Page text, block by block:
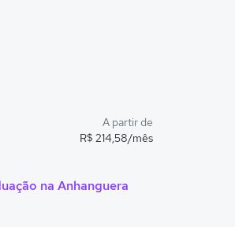
A partir de
R$ 214,58/mês
na Anhanguera